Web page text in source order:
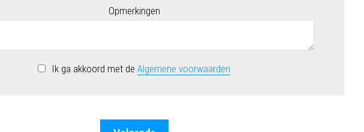
Opmerkingen
Ik ga akkoord met deAlgemene voorwaarden